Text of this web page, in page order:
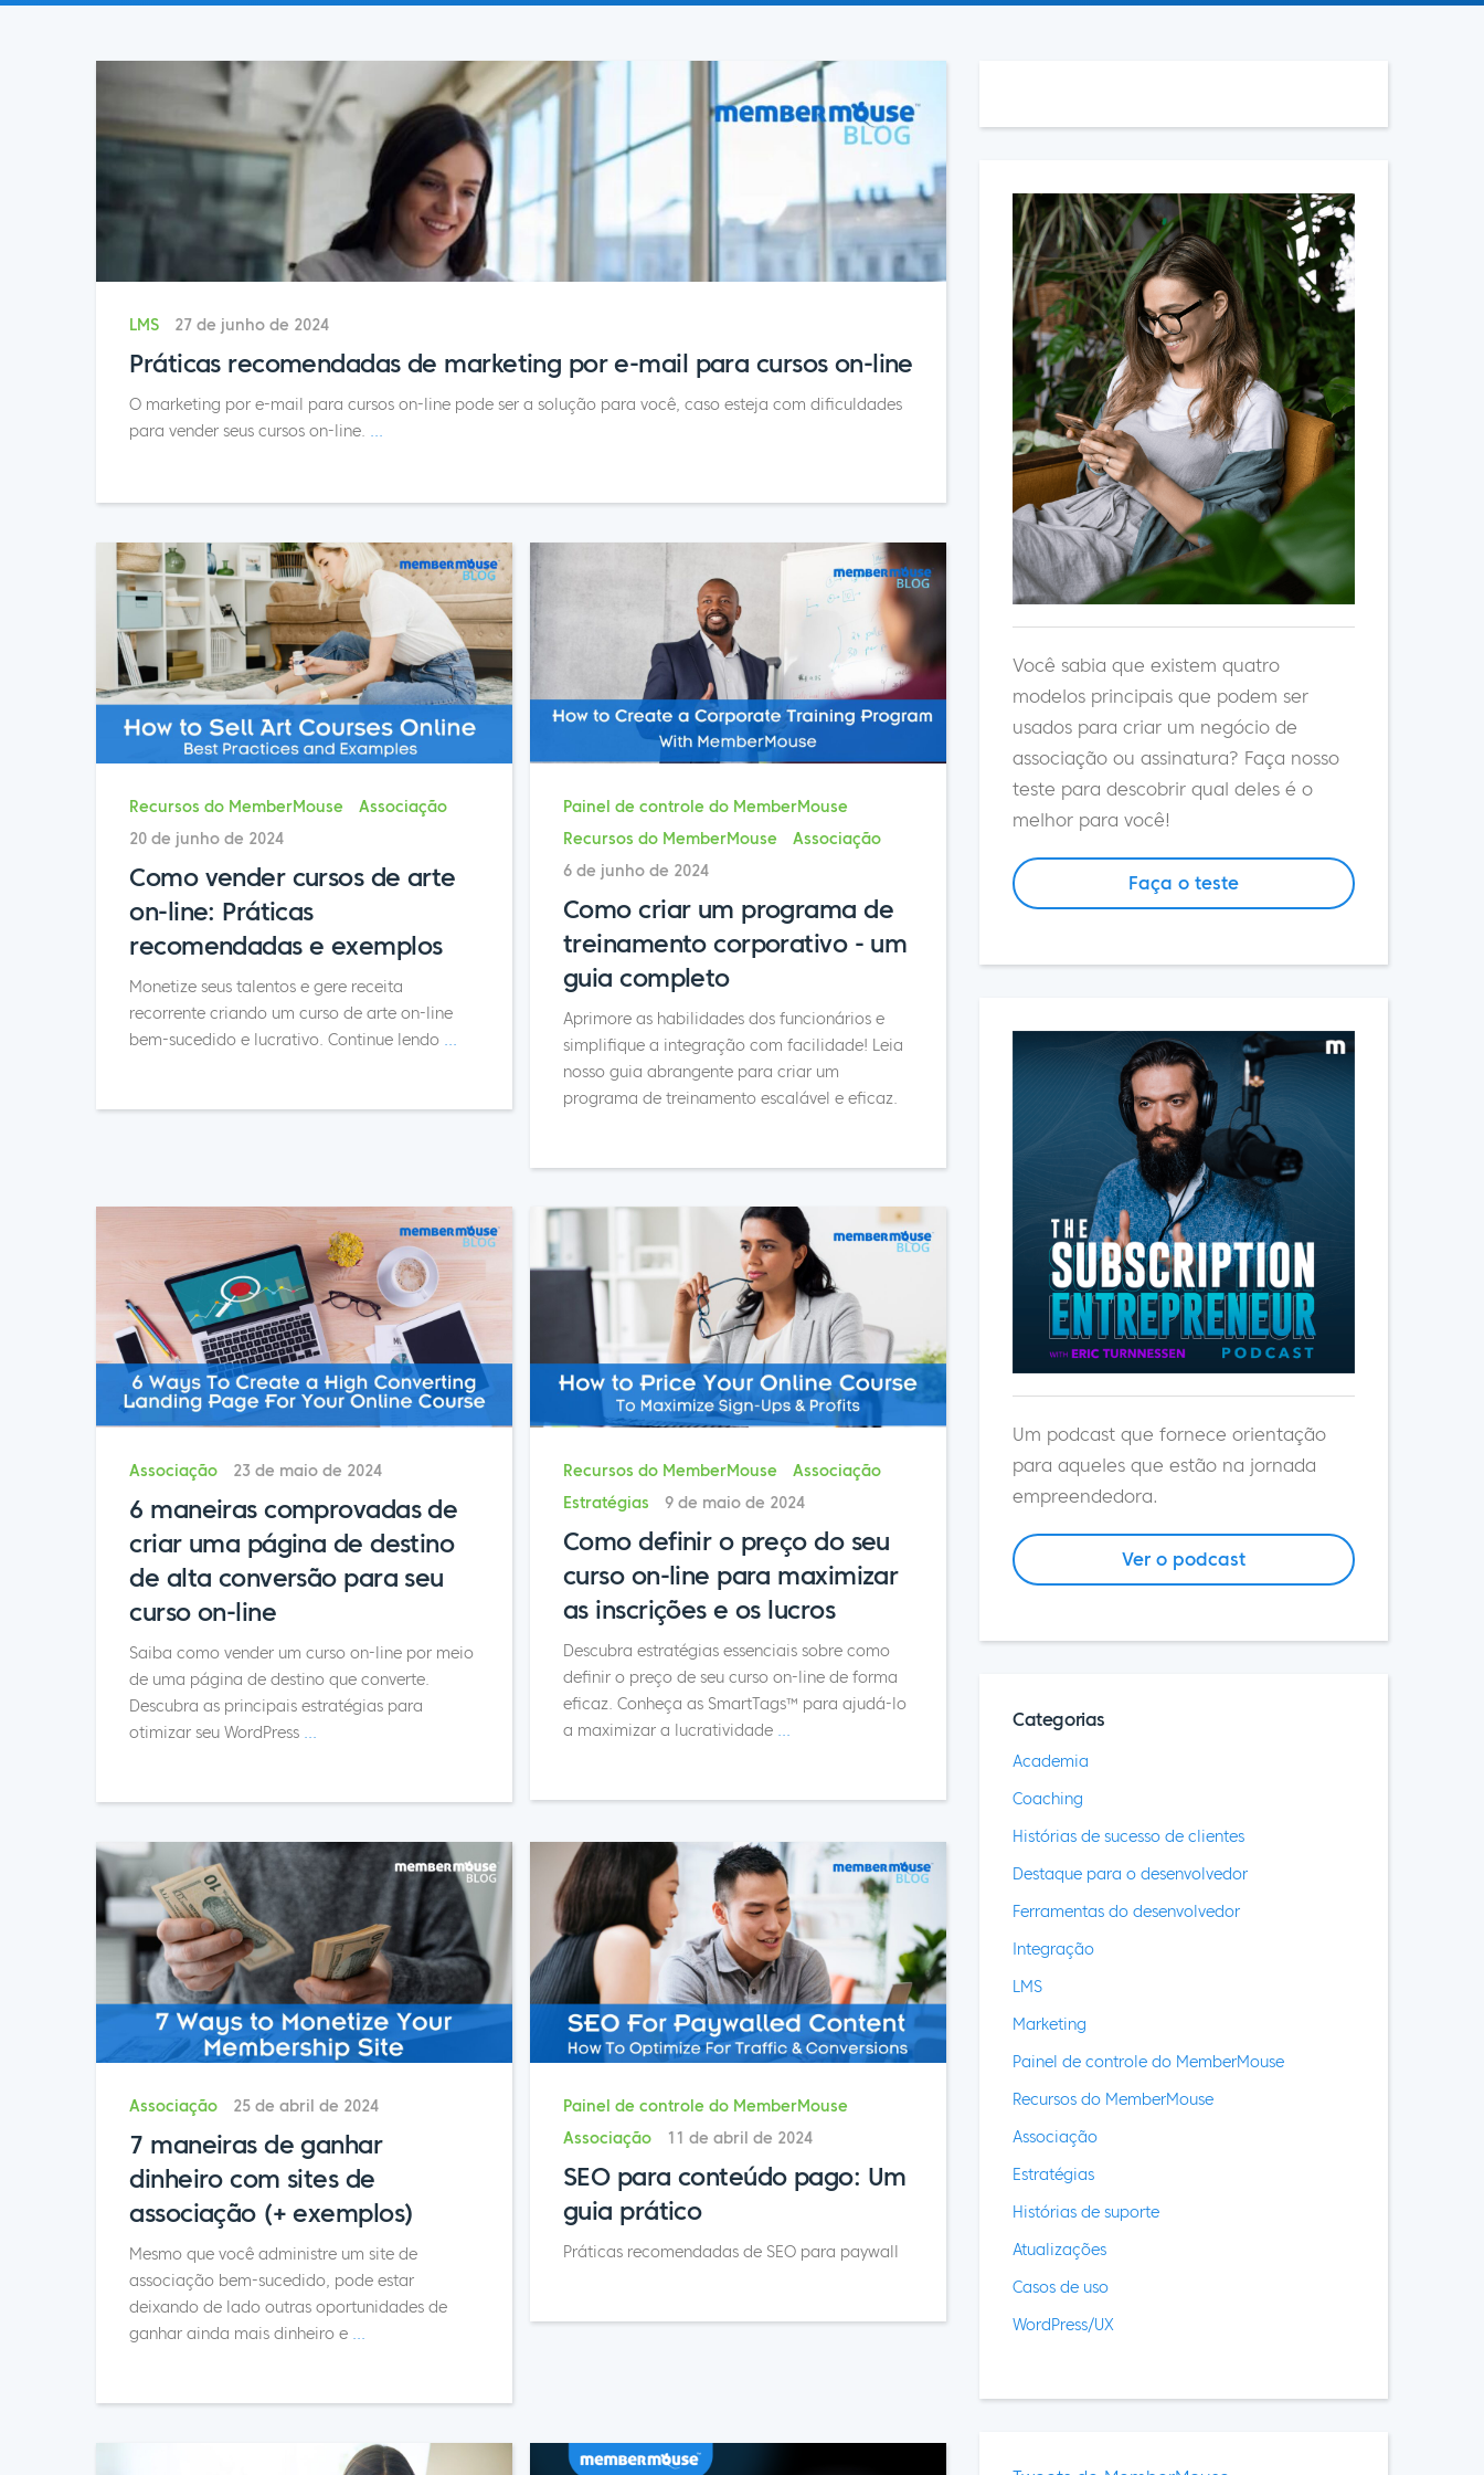
LMS 27 de junho de 2024
Práticas recomendadas de marketing por e-mail para cursos on-line
O marketing por e-mail para cursos on-line pode ser a solução para você, caso esteja com dificuldades
para vender seus cursos on-line. ...
Recursos do MemberMouse
Associação
20 de junho de 2024
Como vender cursos de arte
on-line: Práticas
recomendadas e exemplos
Monetize seus talentos e gere receita
recorrente criando um curso de arte on-line
bem-sucedido e lucrativo. Continue lendo ...
Painel de controle do MemberMouse
Recursos do MemberMouse
Associação
6 de junho de 2024
Como criar um programa de
treinamento corporativo - um
guia completo
Aprimore as habilidades dos funcionários e
simplifique a integração com facilidade! Leia
nosso guia abrangente para criar um
programa de treinamento escalável e eficaz.
Associação 23 de maio de 2024
6 maneiras comprovadas de
criar uma página de destino
de alta conversão para seu
curso on-line
Saiba como vender um curso on-line por meio
de uma página de destino que converte.
Descubra as principais estratégias para
otimizar seu WordPress ...
Recursos do MemberMouse
Associação
Estratégias
9 de maio de 2024
Como definir o preço do seu
curso on-line para maximizar
as inscrições e os lucros
Descubra estratégias essenciais sobre como
definir o preço de seu curso on-line de forma
eficaz. Conheça as SmartTags™ para ajudá-lo
a maximizar a lucratividade ...
Associação 25 de abril de 2024
7 maneiras de ganhar
dinheiro com sites de
associação (+ exemplos)
Mesmo que você administre um site de
associação bem-sucedido, pode estar
deixando de lado outras oportunidades de
ganhar ainda mais dinheiro e ...
Painel de controle do MemberMouse
Associação
11 de abril de 2024
SEO para conteúdo pago: Um
guia prático
Práticas recomendadas de SEO para paywall
Você sabia que existem quatro
modelos principais que podem ser
usados para criar um negócio de
associação ou assinatura? Faça nosso
teste para descobrir qual deles é o
melhor para você!
Faça o teste
Um podcast que fornece orientação
para aqueles que estão na jornada
empreendedora.
Ver o podcast
Categorias
Academia
Coaching
Histórias de sucesso de clientes
Destaque para o desenvolvedor
Ferramentas do desenvolvedor
Integração
LMS
Marketing
Painel de controle do MemberMouse
Recursos do MemberMouse
Associação
Estratégias
Histórias de suporte
Atualizações
Casos de uso
WordPress/UX